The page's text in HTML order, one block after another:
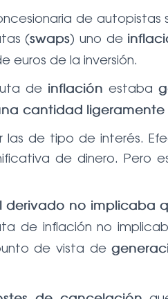
de
(swaps) uno de
euros de la inversión.
de inflación estaba
cantidad
ligeramente
las de tipo de interés.
de dinero. Pero
derivado no implicaba
de inflación no
de vista de